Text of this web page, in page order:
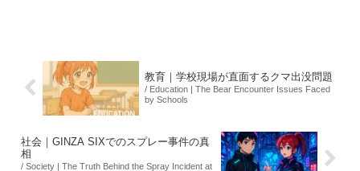
教育｜学校現場が直面するクマ出没問題
/ Education | The Bear Encounter Issues Faced
by Schools
社会｜GINZA SIXでのスプレー事件の真
相
/ Society | The Truth Behind the Spray Incident at